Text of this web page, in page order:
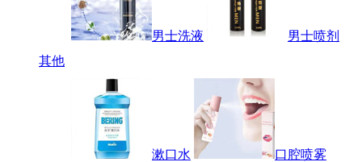
男士洗液
男士喷剂
其他
漱口水
口腔喷雾